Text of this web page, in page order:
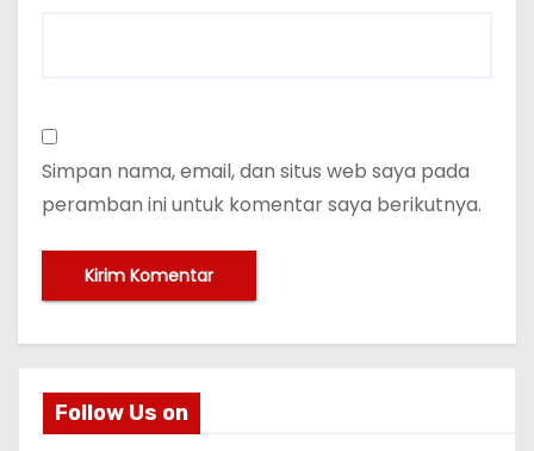
Simpan nama, email, dan situs web saya pada
peramban ini untuk komentar saya berikutnya.
Follow Us on